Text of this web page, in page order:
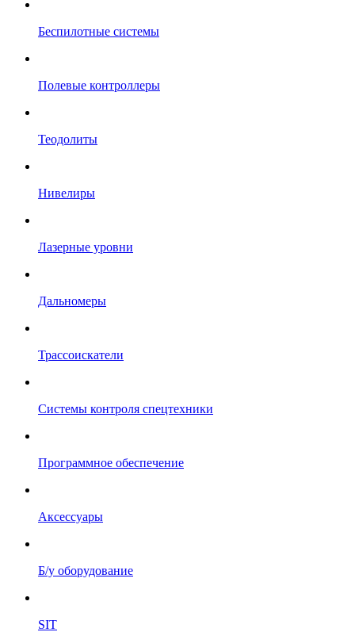
Беспилотные системы
Полевые контроллеры
Теодолиты
Нивелиры
Лазерные уровни
Дальномеры
Трассоискатели
Системы контроля спецтехники
Программное обеспечение
Аксессуары
Б/у оборудование
SIT